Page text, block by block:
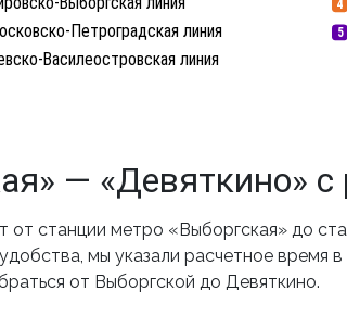
Петроградская линия
Василеостровская линия
4
5
— «Девяткино» с
станции метро «Выборгская» до
мы указали расчетное время
от Выборгской до Девяткино.